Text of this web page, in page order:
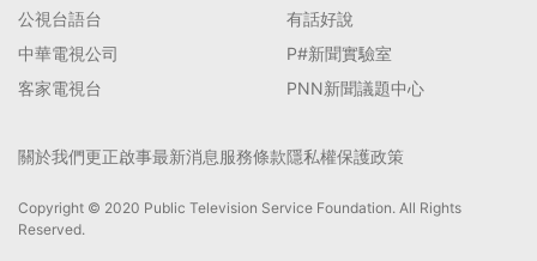
公視台語台
中華電視公司
客家電視台
有話好說
P#新聞實驗室
PNN新聞議題中心
關於我們更正啟事最新消息服務條款隱私權保護政策
Copyright © 2020 Public Television Service Foundation. All Rights
Reserved.